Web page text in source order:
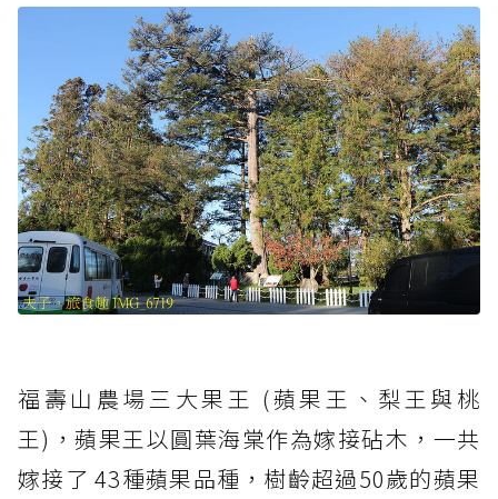
福壽山農場三大果王 (蘋果王、梨王與桃
王)，蘋果王以圓葉海棠作為嫁接砧木，一共
嫁接了 43種蘋果品種，樹齡超過50歲的蘋果